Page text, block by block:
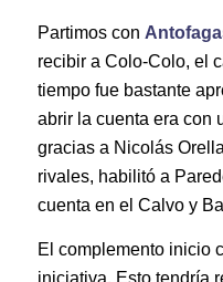
Partimos con
recibir a Colo-Colo, el
tiempo fue bastante
abrir la cuenta era con
gracias a Nicolás
rivales, habilitó a
cuenta en el Calvo y
El complemento inicio
iniciativa. Esto tendría